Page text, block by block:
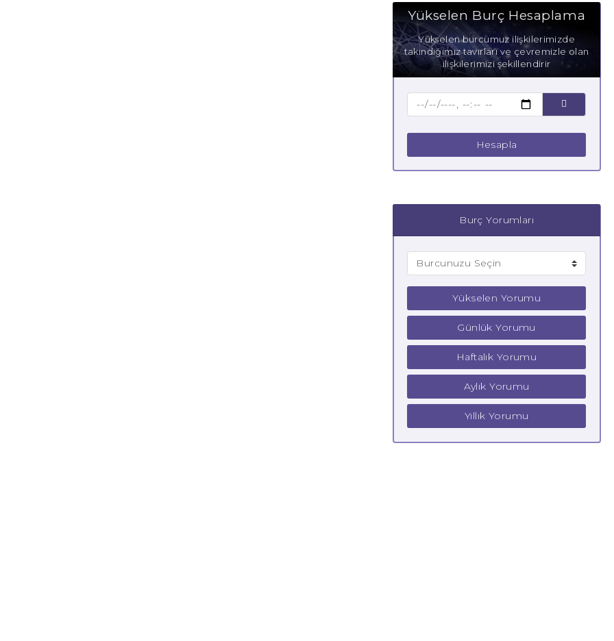
Yükselen Burç Hesaplama
Yükselen burcumuz ilişkilerimizde
takındığımız tavırları ve çevremizle olan
ilişkilerimizi şekillendirir
Hesapla
Burç Yorumları
Yükselen Yorumu
Günlük Yorumu
Haftalık Yorumu
Aylık Yorumu
Yıllık Yorumu